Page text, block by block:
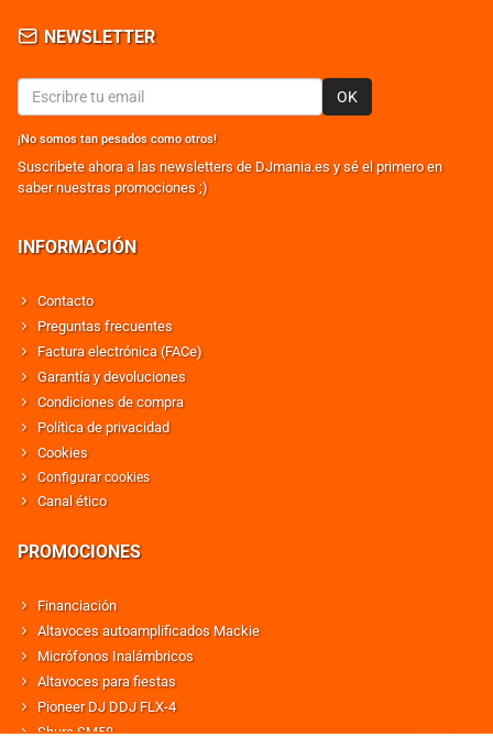
NEWSLETTER
OK
¡No somos tan pesados como otros!
Suscribete ahora a las newsletters de DJmania.es y sé el primero en
saber nuestras promociones ;)
INFORMACIÓN
Contacto
Preguntas frecuentes
Factura electrónica (FACe)
Garantía y devoluciones
Condiciones de compra
Política de privacidad
Cookies
Configurar cookies
Canal ético
PROMOCIONES
Financiación
Altavoces autoamplificados Mackie
Micrófonos Inalámbricos
Altavoces para fiestas
Pioneer DJ DDJ FLX-4
Shure SM58